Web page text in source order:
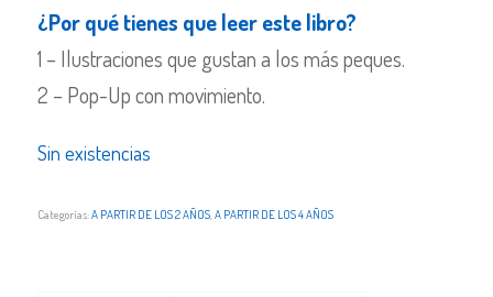
¿Por qué tienes que leer este libro?
1 – Ilustraciones que gustan a los más peques.
2 – Pop-Up con movimiento.
Sin existencias
Categorías:A PARTIR DE LOS 2 AÑOS,A PARTIR DE LOS 4 AÑOS